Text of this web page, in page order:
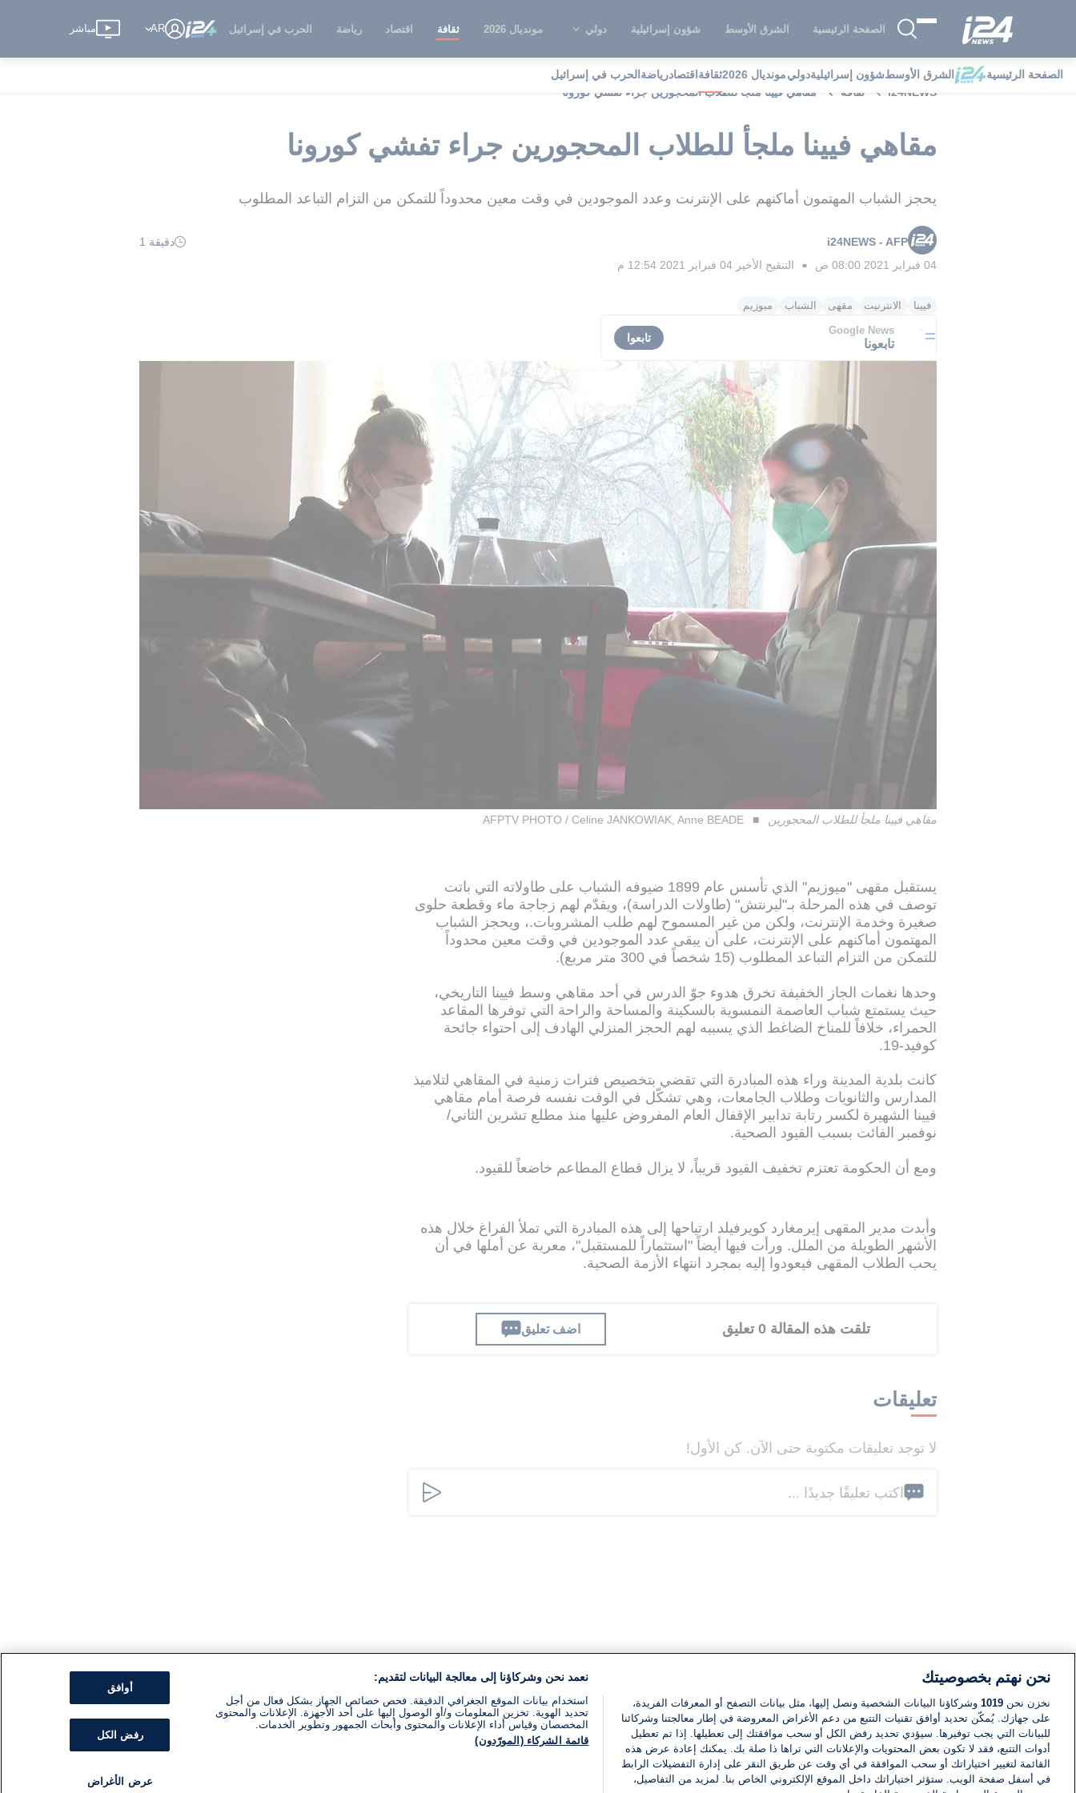
الصفحة الرئيسية الشرق الأوسط شؤون إسرائيلية دولي مونديال 2026 ثقافة اقتصاد رياضة الحرب في إسرائيل AR مباشر
الصفحة الرئيسية الشرق الأوسطشؤون إسرائيليةدوليمونديال 2026 ثقافة اقتصادرياضة الحرب في إسرائيل
i24NEWS
ثقافة مقاهي فيينا ملجأ للطلاب المحجورين جراء تفشي كورونا
مقاهي فيينا ملجأ للطلاب المحجورين جراء تفشي كورونا
يحجز الشباب المهتمون أماكنهم على الإنترنت وعدد الموجودين في وقت معين محدوداً للتمكن من التزام التباعد المطلوب
i24NEWS - AFP
دقيقة 1
04 فبراير 2021 08:00 ص
■ التنقيح الأخير 04 فبراير 2021 12:54 م
فيينا الانترنيت مقهى الشباب ميوزيم
Google News
تابعونا تابعوا
مقاهي فيينا ملجأ للطلاب المحجورين AFPTV PHOTO / Celine JANKOWIAK, Anne BEADE
يستقبل مقهى "ميوزيم" الذي تأسس عام 1899 ضيوفه الشباب على طاولاته التي باتت
توصف في هذه المرحلة بـ"ليرنتش" (طاولات الدراسة)، ويقدّم لهم زجاجة ماء وقطعة حلوى
صغيرة وخدمة الإنترنت، ولكن من غير المسموح لهم طلب المشروبات.، ويحجز الشباب
المهتمون أماكنهم على الإنترنت، على أن يبقى عدد الموجودين في وقت معين محدوداً
للتمكن من التزام التباعد المطلوب (15 شخصاً في 300 متر مربع).
وحدها نغمات الجاز الخفيفة تخرق هدوء جوّ الدرس في أحد مقاهي وسط فيينا التاريخي،
حيث يستمتع شباب العاصمة النمسوية بالسكينة والمساحة والراحة التي توفرها المقاعد
الحمراء، خلافاً للمناخ الضاغط الذي يسببه لهم الحجز المنزلي الهادف إلى احتواء جائحة
كوفيد-19.
كانت بلدية المدينة وراء هذه المبادرة التي تقضي بتخصيص فترات زمنية في المقاهي لتلاميذ
المدارس والثانويات وطلاب الجامعات، وهي تشكّل في الوقت نفسه فرصة أمام مقاهي
فيينا الشهيرة لكسر رتابة تدابير الإقفال العام المفروض عليها منذ مطلع تشرين الثاني/
نوفمبر الفائت بسبب القيود الصحية.
ومع أن الحكومة تعتزم تخفيف القيود قريباً، لا يزال قطاع المطاعم خاضعاً للقيود.
وأبدت مدير المقهى إيرمغارد كويرفيلد ارتياحها إلى هذه المبادرة التي تملأ الفراغ خلال هذه
الأشهر الطويلة من الملل. ورأت فيها أيضاً "استثماراً للمستقبل"، معربة عن أملها في أن
يحب الطلاب المقهى فيعودوا إليه بمجرد انتهاء الأزمة الصحية.
تلقت هذه المقالة 0 تعليق اضف تعليق
تعليقات
لا توجد تعليقات مكتوبة حتى الآن. كن الأول!
اكتب تعليقًا جديدًا ...
نحن نهتم بخصوصيتك
نخزن نحن 1019 وشركاؤنا البيانات الشخصية ونصل إليها، مثل بيانات التصفح أو المعرفات الفريدة،
على جهازك. يُمكّن تحديد أوافق تقنيات التتبع من دعم الأغراض المعروضة في إطار معالجتنا وشركائنا
للبيانات التي يجب توفيرها. سيؤدي تحديد رفض الكل أو سحب موافقتك إلى تعطيلها. إذا تم تعطيل
أدوات التتبع، فقد لا تكون بعض المحتويات والإعلانات التي تراها ذا صلة بك. يمكنك إعادة عرض هذه
القائمة لتغيير اختياراتك أو سحب الموافقة في أي وقت عن طريق النقر على إدارة التفضيلات الرابط
في أسفل صفحة الويب. ستؤثر اختياراتك داخل الموقع الإلكتروني الخاص بنا. لمزيد من التفاصيل،
نعمد نحن وشركاؤنا إلى معالجة البيانات لتقديم:
استخدام بيانات الموقع الجغرافي الدقيقة. فحص خصائص الجهاز بشكل فعال من أجل
تحديد الهوية. تخزين المعلومات و/أو الوصول إليها على أحد الأجهزة. الإعلانات والمحتوى
المخصصان وقياس أداء الإعلانات والمحتوى وأبحاث الجمهور وتطوير الخدمات.
قائمة الشركاء (المورّدون)
أوافق
رفض الكل
عرض الأغراض